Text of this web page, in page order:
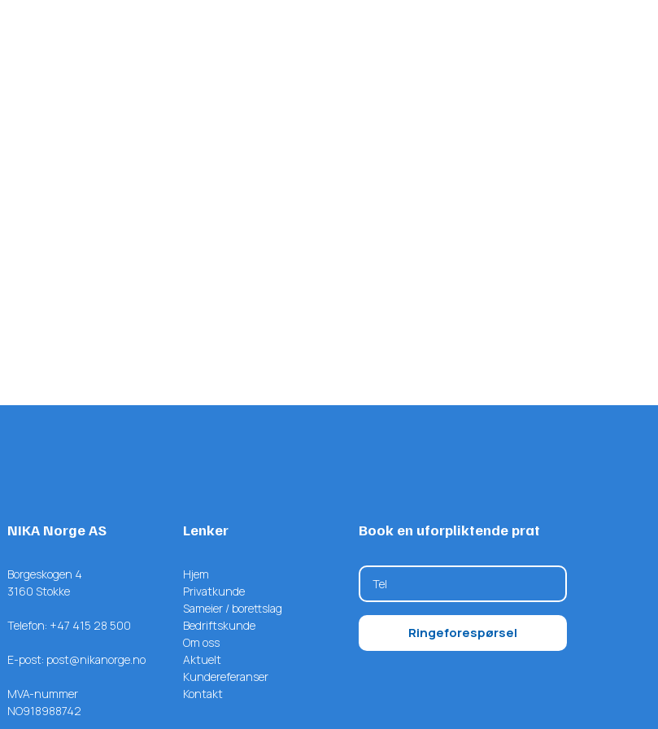
NIKA Norge AS
Borgeskogen 4
3160 Stokke
Telefon: +47 415 28 500
E-post: post@nikanorge.no
MVA-nummer
NO918988742
Lenker
Hjem
Privatkunde
Sameier / borettslag
Bedriftskunde
Om oss
Aktuelt
Kundereferanser
Kontakt
Book en uforpliktende prat